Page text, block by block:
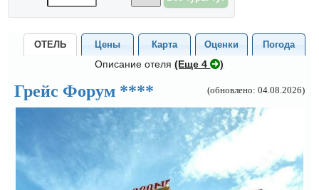
ОТЕЛЬ Цены Карта Оценки Погода
Описание отеля(Eще 4 )
Грейс Форум **** (обновлено: 04.08.2026)